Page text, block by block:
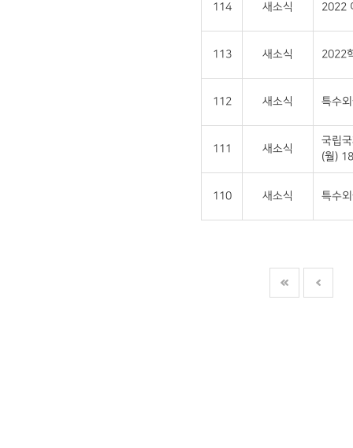
114 새소식 2022
113 새소식 2022
112 새소식 특수
111 새소식
국립
(월)
110 새소식 특수